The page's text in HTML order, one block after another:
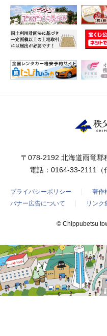
〒078-2192 北海道雨竜郡
電話： 0164-33-2111
プライバシーポリシー
著作
バナー広告について
リンク
© Chippubetsu